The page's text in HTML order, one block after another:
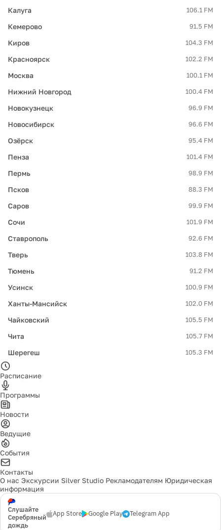
Калуга 106.1 FM
Кемерово 91.5 FM
Киров 104.3 FM
Красноярск 102.2 FM
Москва 100.1 FM
Нижний Новгород 100.4 FM
Новокузнецк 96.9 FM
Новосибирск 96.6 FM
Озёрск 95.4 FM
Пенза 101.4 FM
Пермь 98.9 FM
Псков 88.3 FM
Саров 99.9 FM
Сочи 101.9 FM
Ставрополь 92.6 FM
Тверь 103.8 FM
Тюмень 91.2 FM
Усинск 100.9 FM
Ханты-Мансийск 102.0 FM
Чайковский 105.5 FM
Чита 105.7 FM
Шерегеш 105.3 FM
Расписание
Программы
Новости
Ведущие
События
Контакты
О нас Экскурсии Silver Studio Рекламодателям Юридическая
информация
Слушайте
Серебряный
дождь
App Store Google Play Telegram App